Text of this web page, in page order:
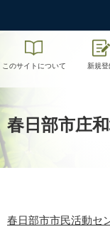
このサイトについて 新規登
春日部市庄
春日部市市民活動セ